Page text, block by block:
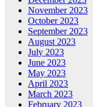
November 2023
October 2023
September 2023
August 2023
July 2023
June 2023
May 2023
April 2023
March 2023
February 2023